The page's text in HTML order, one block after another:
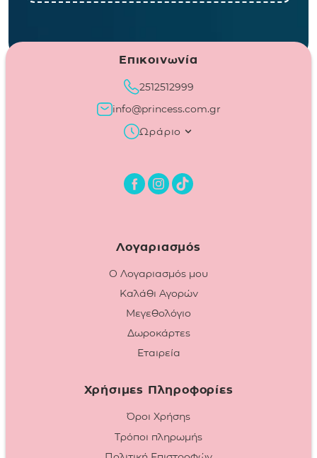
Επικοινωνία
2512512999
info@princess.com.gr
Ωράριο
Λογαριασμός
Ο Λογαριασμός μου
Καλάθι Αγορών
Μεγεθολόγιο
Δωροκάρτες
Εταιρεία
Χρήσιμες Πληροφορίες
Όροι Χρήσης
Τρόποι πληρωμής